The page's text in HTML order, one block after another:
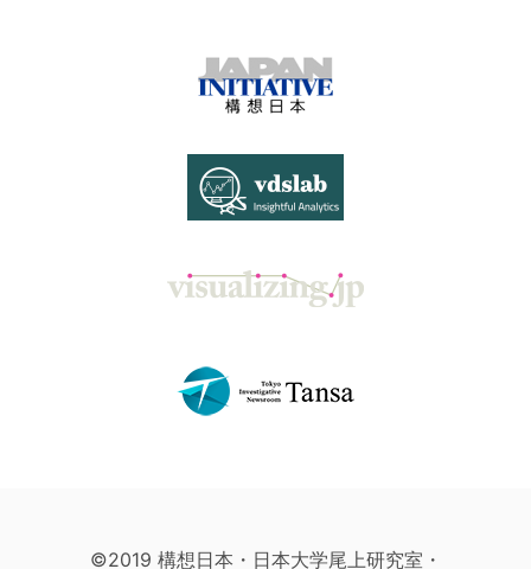
©2019 構想日本・日本大学尾上研究室・